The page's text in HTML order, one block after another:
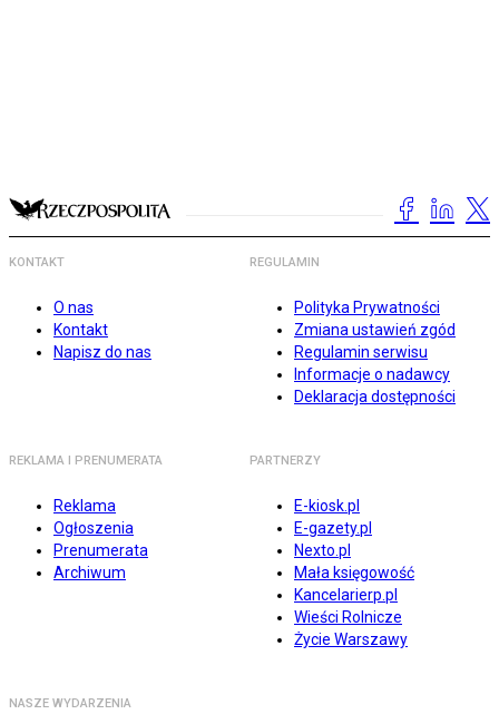
KONTAKT
O nas
Kontakt
Napisz do nas
REGULAMIN
Polityka Prywatności
Zmiana ustawień zgód
Regulamin serwisu
Informacje o nadawcy
Deklaracja dostępności
REKLAMA I PRENUMERATA
Reklama
Ogłoszenia
Prenumerata
Archiwum
PARTNERZY
E-kiosk.pl
E-gazety.pl
Nexto.pl
Mała księgowość
Kancelarierp.pl
Wieści Rolnicze
Życie Warszawy
NASZE WYDARZENIA